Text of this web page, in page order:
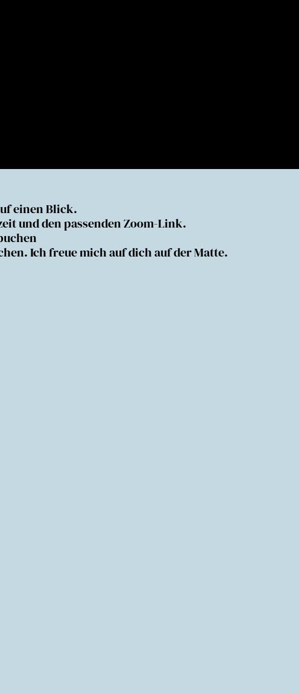
einen Blick.
und den passenden Zoom-Link.
Ich freue mich auf dich auf der Matte.